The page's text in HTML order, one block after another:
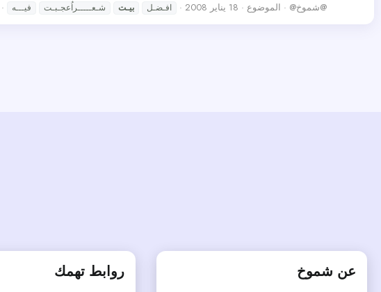
@شموخ@ الموضوع 18 يناير 2008 افـضـل بيـت شـعـــــراُعجـبـت فيـــه
عن شموخ روابط تهمك